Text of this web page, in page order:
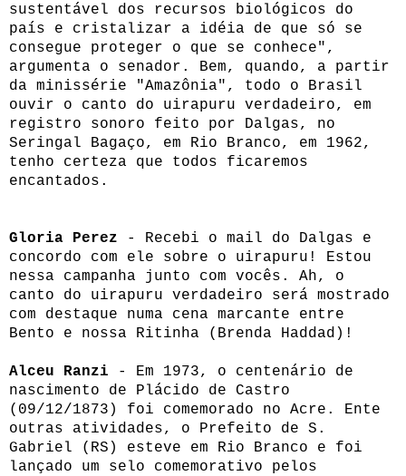
sustentável dos recursos biológicos do
país e cristalizar a idéia de que só se
consegue proteger o que se conhece",
argumenta o senador. Bem, quando, a partir
da minissérie "Amazônia", todo o Brasil
ouvir o canto do uirapuru verdadeiro, em
registro sonoro feito por Dalgas, no
Seringal Bagaço, em Rio Branco, em 1962,
tenho certeza que todos ficaremos
encantados.
Gloria Perez - Recebi o mail do Dalgas e
concordo com ele sobre o uirapuru! Estou
nessa campanha junto com vocês. Ah, o
canto do uirapuru verdadeiro será mostrado
com destaque numa cena marcante entre
Bento e nossa Ritinha (Brenda Haddad)!
Alceu Ranzi - Em 1973, o centenário de
nascimento de Plácido de Castro
(09/12/1873) foi comemorado no Acre. Ente
outras atividades, o Prefeito de S.
Gabriel (RS) esteve em Rio Branco e foi
lançado um selo comemorativo pelos